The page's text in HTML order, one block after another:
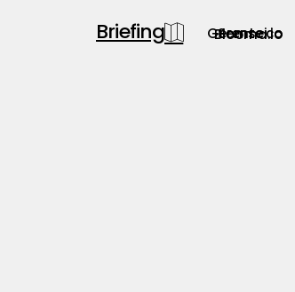
Briefing Blooma.io
Semsei.io
Gerente.co